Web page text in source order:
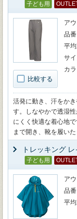
子ども用
比較する
ア
品番
平
サ
カ
活発に動き、汗をか
す。しなやかで透湿
にくく快適な着心地
まで開き、靴を履い
トレッキング
子ども用
ア
品番
平